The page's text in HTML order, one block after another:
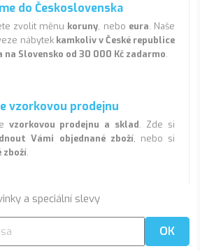
do Československa
zvolit měnu koruny, nebo eura. Naše
nábytek kamkoliv v České republice
na Slovensko od 30 000 Kč zadarmo.
vzorkovou prodejnu
vzorkovou prodejnu a sklad. Zde si
Vámi objednané zboží, nebo si
zboží.
a speciální slevy